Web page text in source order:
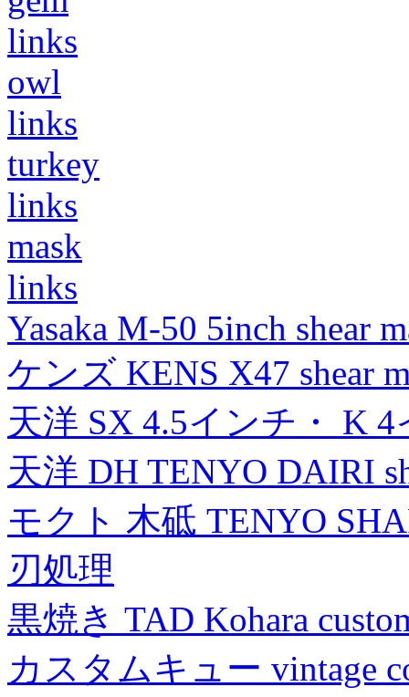
links
owl
links
turkey
links
mask
links
Yasaka M-50 5inch shear
ケンズ KENS X47 shear
天洋 SX 4.5インチ・ K
天洋 DH TENYO DAIRI
モクト 木砥 TENYO
刃処理
黒焼き TAD Kohara
カスタムキュー vintage